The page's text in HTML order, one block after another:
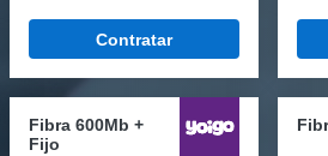
Contratar
Fibra 600Mb +
Fijo